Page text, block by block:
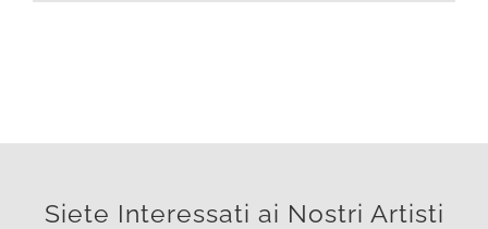
Siete Interessati ai Nostri Artisti